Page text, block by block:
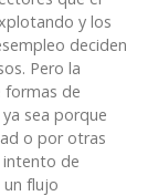
y los
deciden
Pero la
formas de
sea porque
o por otras
intento de
un flujo